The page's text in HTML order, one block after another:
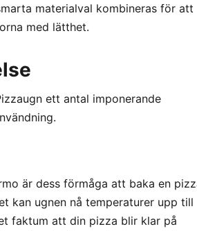
materialval kombineras för att
med lätthet.
ett antal imponerande
är dess förmåga att baka en
kan ugnen nå temperaturer upp till
faktum att din pizza blir klar på